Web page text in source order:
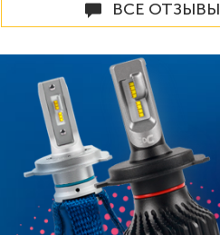
ВСЕ ОТЗЫВЫ